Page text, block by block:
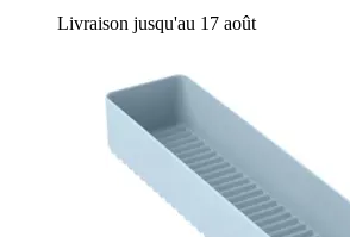
Livraison jusqu'au 17 août